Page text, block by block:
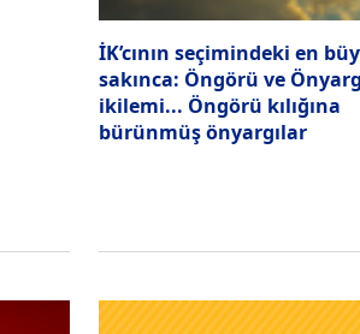
İK’cının seçimindeki en
sakınca: Öngörü ve
ikilemi... Öngörü kılığına
bürünmüş önyargılar